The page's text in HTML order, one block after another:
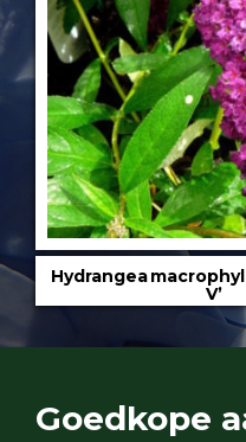
Hydrangea
V’
Goedkope